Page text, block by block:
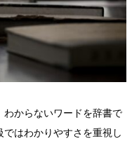
からないワードを辞書で
はわかりやすさを重視し